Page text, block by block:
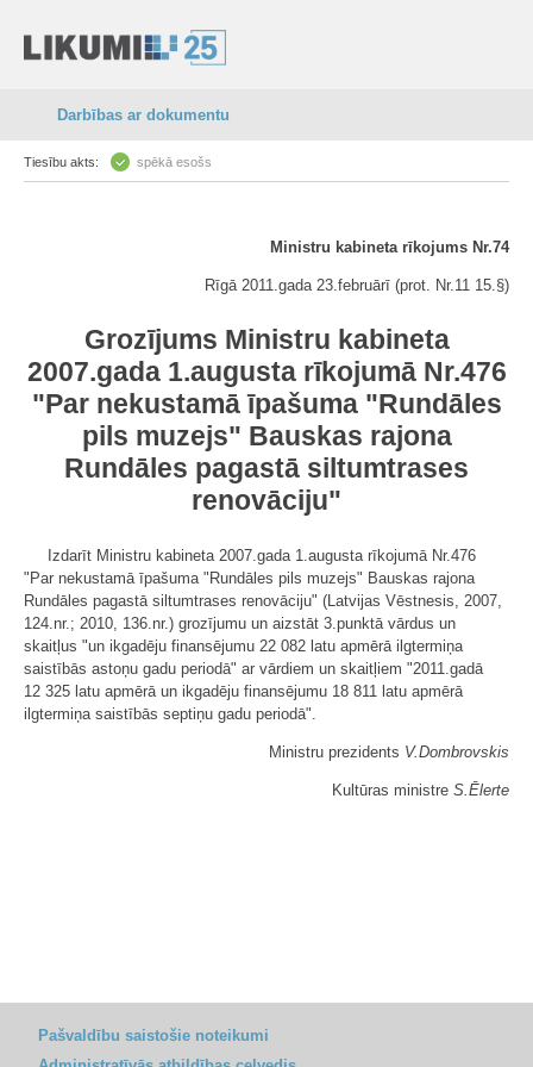
Darbības ar dokumentu
Tiesību akts: spēkā esošs
Ministru kabineta rīkojums Nr.74
Rīgā 2011.gada 23.februārī (prot. Nr.11 15.§)
Grozījums Ministru kabineta
2007.gada 1.augusta rīkojumā Nr.476
"Par nekustamā īpašuma "Rundāles
pils muzejs" Bauskas rajona
Rundāles pagastā siltumtrases
renovāciju"
Izdarīt Ministru kabineta 2007.gada 1.augusta rīkojumā Nr.476
"Par nekustamā īpašuma "Rundāles pils muzejs" Bauskas rajona
Rundāles pagastā siltumtrases renovāciju" (Latvijas Vēstnesis, 2007,
124.nr.; 2010, 136.nr.) grozījumu un aizstāt 3.punktā vārdus un
skaitļus "un ikgadēju finansējumu 22 082 latu apmērā ilgtermiņa
saistībās astoņu gadu periodā" ar vārdiem un skaitļiem "2011.gadā
12 325 latu apmērā un ikgadēju finansējumu 18 811 latu apmērā
ilgtermiņa saistībās septiņu gadu periodā".
Ministru prezidents V.Dombrovskis
Kultūras ministre S.Ēlerte
Pašvaldību saistošie noteikumi